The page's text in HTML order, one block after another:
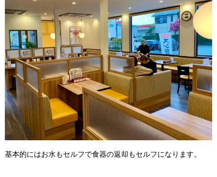
基本的にはお水もセルフで食器の返却もセルフになります。